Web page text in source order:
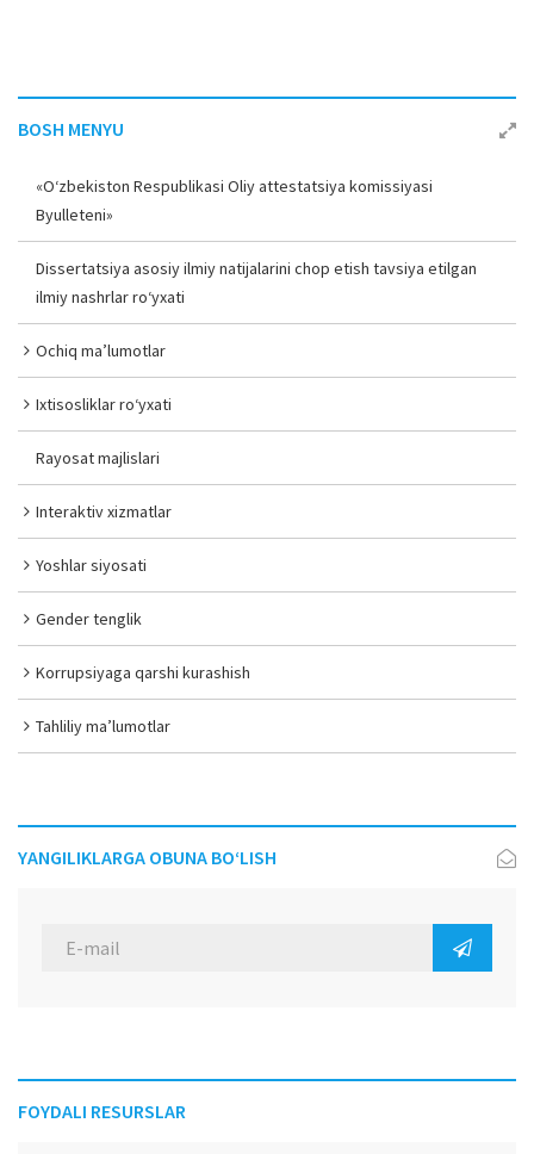
BOSH MENYU
«O‘zbekiston Respublikasi Oliy attestatsiya komissiyasi
Byulleteni»
Dissertatsiya asosiy ilmiy natijalarini chop etish tavsiya etilgan
ilmiy nashrlar ro‘yxati
Ochiq ma’lumotlar
Ixtisosliklar ro‘yxati
Rayosat majlislari
Interaktiv xizmatlar
Yoshlar siyosati
Gender tenglik
Korrupsiyaga qarshi kurashish
Tahliliy ma’lumotlar
YANGILIKLARGA OBUNA BO‘LISH
FOYDALI RESURSLAR